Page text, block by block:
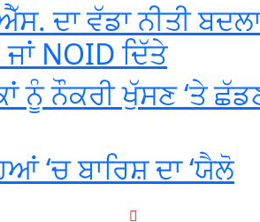
ਦਾ ਵੱਡਾ ਨੀਤੀ
NOID ਦਿੱਤੇ
ਨੂੰ ਨੌਕਰੀ ਖੁੱਸਣ ‘ਤੇ
‘ਚ ਬਾਰਿਸ਼ ਦਾ ‘ਯੈਲੋ